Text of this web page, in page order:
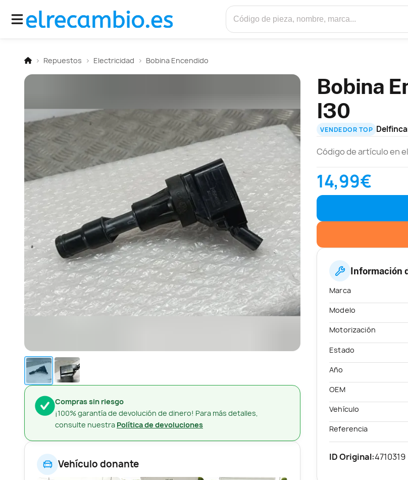
Repuestos Electricidad Bobina Encendido
Compras sin riesgo
¡100% garantía de devolución de dinero! Para más detalles,
consulte nuestra Política de devoluciones
Vehículo donante
Bobina
I30
VENDEDOR TOP
Código de artículo en
14,99€
Información
Marca
Modelo
Motorización
Estado
Año
OEM
Vehículo
Referencia
ID Original:4710319